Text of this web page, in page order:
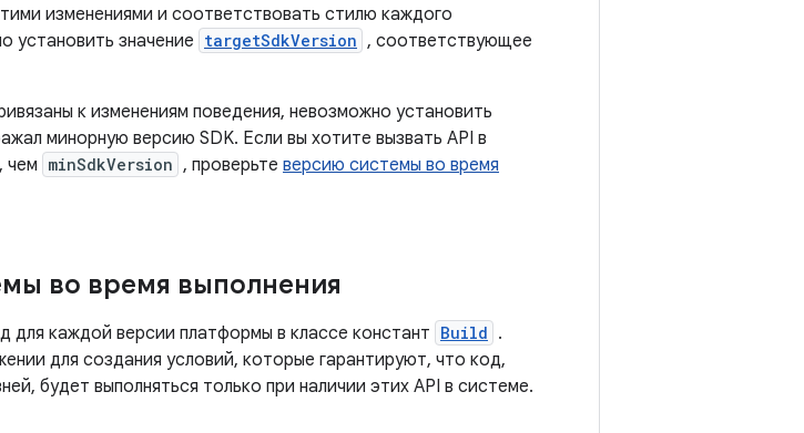
изменениями и соответствовать стилю каждого
установить значение targetSdkVersion , соответствующее
к изменениям поведения, невозможно установить
минорную версию SDK. Если вы хотите вызвать API в
чем minSdkVersion , проверьте версию системы во время
во время выполнения
для каждой версии платформы в классе констант Build .
для создания условий, которые гарантируют, что код,
будет выполняться только при наличии этих API в системе.